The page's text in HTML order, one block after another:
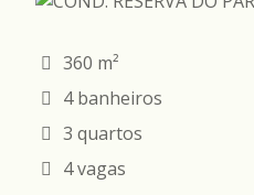
360 m²
4 banheiros
3 quartos
4 vagas